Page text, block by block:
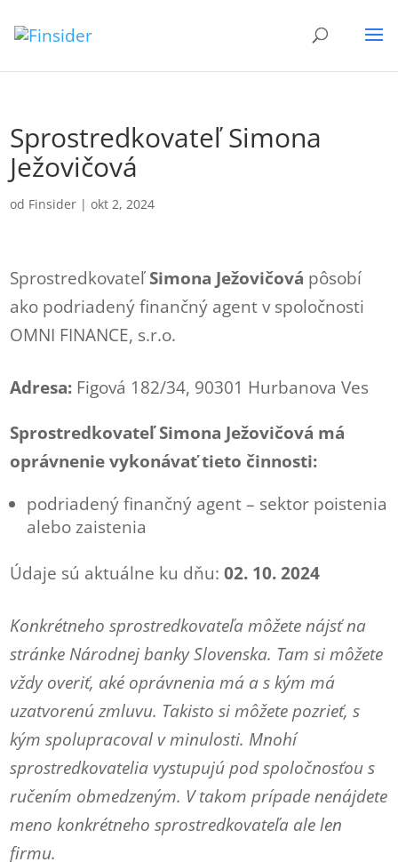
Sprostredkovateľ Simona
Ježovičová
od Finsider |okt 2, 2024
SprostredkovateľSimona Ježovičová pôsobí
ako podriadený finančný agent v spoločnosti
OMNI FINANCE, s.r.o.
Adresa: Figová 182/34, 90301 Hurbanova Ves
Sprostredkovateľ Simona Ježovičová má
oprávnenie vykonávať tieto činnosti:
podriadený finančný agent – sektor poistenia
alebo zaistenia
Údaje sú aktuálne ku dňu:02. 10. 2024
Konkrétneho sprostredkovateľa môžete nájsť na
stránke Národnej banky Slovenska. Tam si môžete
vždy overiť, aké oprávnenia má a s kým má
uzatvorenú zmluvu. Takisto si môžete pozrieť, s
kým spolupracoval v minulosti. Mnohí
sprostredkovatelia vystupujú pod spoločnosťou s
ručením obmedzeným. V takom prípade nenájdete
meno konkrétneho sprostredkovateľa ale len
firmu.